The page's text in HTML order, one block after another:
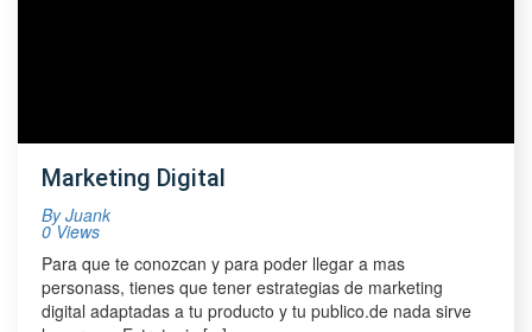
Marketing Digital
ByJuank
0 Views
Para que te conozcan y para poder llegar a mas
personass, tienes que tener estrategias de marketing
digital adaptadas a tu producto y tu publico.de nada sirve